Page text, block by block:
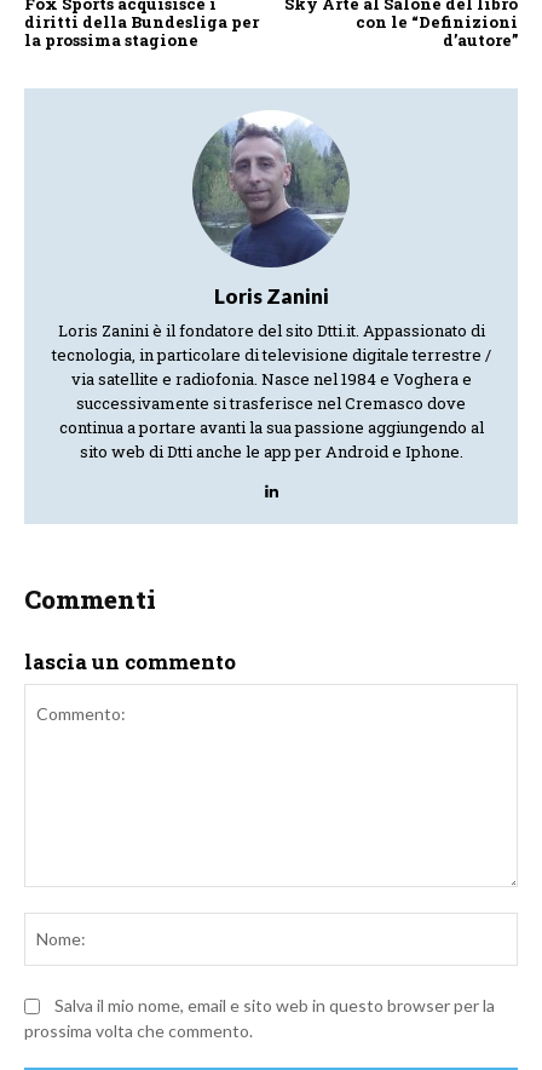
diritti della Bundesliga per
la prossima stagione
con le “Definizioni
d’autore”
Loris Zanini
Loris Zanini è il fondatore del sito Dtti.it. Appassionato di
tecnologia, in particolare di televisione digitale terrestre /
via satellite e radiofonia. Nasce nel 1984 e Voghera e
successivamente si trasferisce nel Cremasco dove
continua a portare avanti la sua passione aggiungendo al
sito web di Dtti anche le app per Android e Iphone.
Commenti
lascia un commento
Salva il mio nome, email e sito web in questo browser per la
prossima volta che commento.